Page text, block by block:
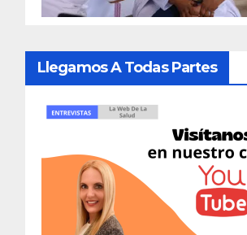
Llegamos A Todas Partes